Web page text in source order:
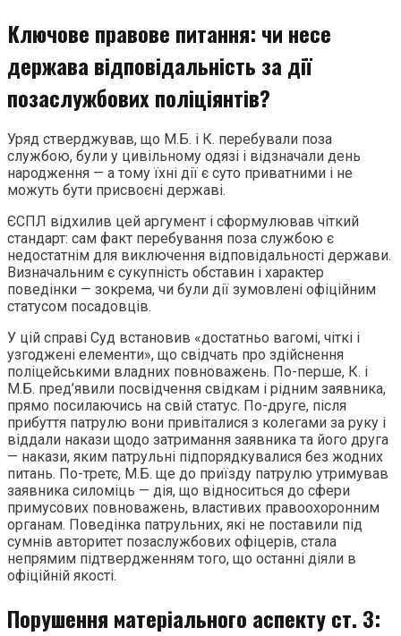
Ключове правове питання: чи несе
держава відповідальність за дії
позаслужбових поліціянтів?
Уряд стверджував, що М.Б. і К. перебували поза
службою, були у цивільному одязі і відзначали день
народження — а тому їхні дії є суто приватними і не
можуть бути присвоєні державі.
ЄСПЛ відхилив цей аргумент і сформулював чіткий
стандарт: сам факт перебування поза службою є
недостатнім для виключення відповідальності держави.
Визначальним є сукупність обставин і характер
поведінки — зокрема, чи були дії зумовлені офіційним
статусом посадовців.
У цій справі Суд встановив «достатньо вагомі, чіткі і
узгоджені елементи», що свідчать про здійснення
поліцейськими владних повноважень. По-перше, К. і
М.Б. пред’явили посвідчення свідкам і рідним заявника,
прямо посилаючись на свій статус. По-друге, після
прибуття патрулю вони привіталися з колегами за руку і
віддали накази щодо затримання заявника та його друга
— накази, яким патрульні підпорядкувалися без жодних
питань. По-третє, М.Б. ще до приїзду патрулю утримував
заявника силоміць — дія, що відноситься до сфери
примусових повноважень, властивих правоохоронним
органам. Поведінка патрульних, які не поставили під
сумнів авторитет позаслужбових офіцерів, стала
непрямим підтвердженням того, що останні діяли в
офіційній якості.
Порушення матеріального аспекту ст. 3: